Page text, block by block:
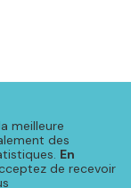
meilleure
des
En
de recevoir